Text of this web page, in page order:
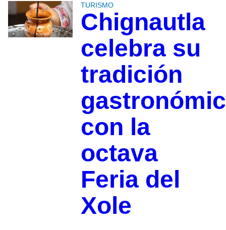
TURISMO
Chignautla
celebra su
tradición
con la
octava
Feria del
Xole